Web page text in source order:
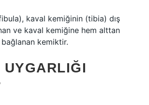
kaval kemiğinin (tibia) dış
ve kaval kemiğine hem alttan
kemiktir.